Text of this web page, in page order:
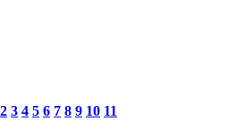
2 3 4 5 6 7 8 9 10 11